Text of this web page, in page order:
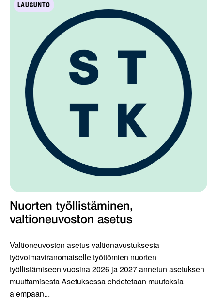
LAUSUNTO
Nuorten työllistäminen,
valtioneuvoston asetus
Valtioneuvoston asetus valtionavustuksesta
työvoimaviranomaiselle työttömien nuorten
työllistämiseen vuosina 2026 ja 2027 annetun asetuksen
muuttamisesta Asetuksessa ehdotetaan muutoksia
aiempaan...